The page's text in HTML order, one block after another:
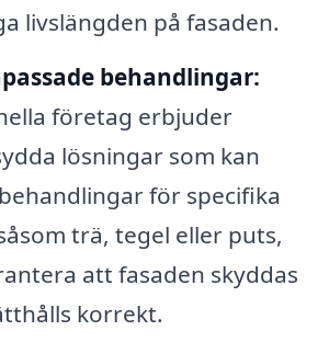
livslängden på fasaden.
behandlingar:
företag erbjuder
lösningar som kan
för specifika
trä, tegel eller puts,
att fasaden skyddas
korrekt.